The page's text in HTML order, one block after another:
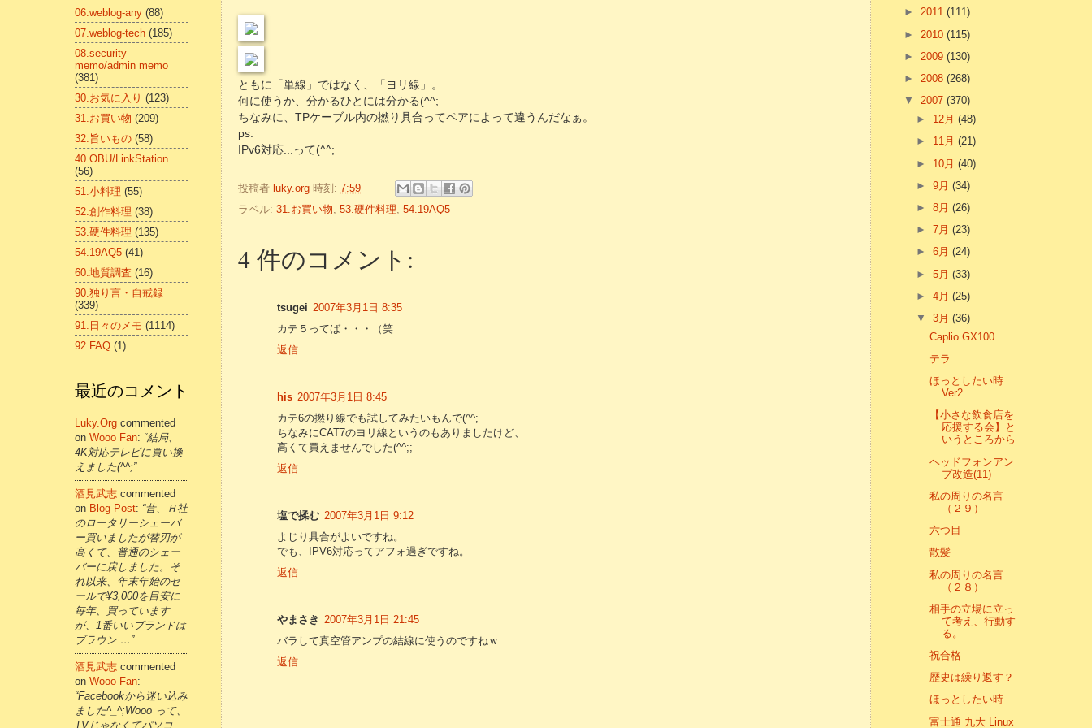
ともに「単線」ではなく、「ヨリ線」。
何に使うか、分かるひとには分かる(^^;
ちなみに、TPケーブル内の撚り具合ってペアによって違うんだなぁ。
ps.
IPv6対応...って(^^;
投稿者 luky.org 時刻: 7:59
ラベル: 31.お買い物, 53.硬件料理, 54.19AQ5
4 件のコメント:
tsugei 2007年3月1日 8:35
カテ５ってば・・・（笑
返信
his 2007年3月1日 8:45
カテ6の撚り線でも試してみたいもんで(^^;
ちなみにCAT7のヨリ線というのもありましたけど、
高くて買えませんでした(^^;;
返信
塩で揉む 2007年3月1日 9:12
よじり具合がよいですね。
でも、IPV6対応ってアフォ過ぎですね。
返信
やまさき 2007年3月1日 21:45
バラして真空管アンプの結線に使うのですねｗ
返信
06.weblog-any (88)
07.weblog-tech (185)
08.security
memo/admin memo
(381)
30.お気に入り (123)
31.お買い物 (209)
32.旨いもの (58)
40.OBU/LinkStation
(56)
51.小料理 (55)
52.創作料理 (38)
53.硬件料理 (135)
54.19AQ5 (41)
60.地質調査 (16)
90.独り言・自戒録
(339)
91.日々のメモ (1114)
92.FAQ (1)
最近のコメント
Luky.org commented
on Wooo Fan: “結局、
4K対応テレビに買い換
えました(^^;”
酒見武志 commented
on Blog Post: “昔、Ｈ社
のロータリーシェーバ
ー買いましたが替刃が
高くて、普通のシェー
バーに戻しました。そ
れ以来、年末年始のセ
ールで¥3,000を目安に
毎年、買っています
が、1番いいブランドは
ブラウン …”
酒見武志 commented
on Wooo Fan:
“Facebookから迷い込み
ました^_^;Wooo って、
TVじゃなくてパソコ
► 2011 (111)
► 2010 (115)
► 2009 (130)
► 2008 (268)
▼ 2007 (370)
► 12月(48)
► 11月(21)
► 10月(40)
►9月(34)
►8月(26)
►7月(23)
►6月(24)
►5月(33)
►4月(25)
▼3月(36)
Caplio GX100
テラ
ほっとしたい時
Ver2
【小さな飲食店を
応援する会】と
いうところから
ヘッドフォンアン
プ改造(11)
私の周りの名言
（２９）
六つ目
散髪
私の周りの名言
（２８）
相手の立場に立っ
て考え、行動す
る。
祝合格
歴史は繰り返す？
ほっとしたい時
富士通 九大 Linux